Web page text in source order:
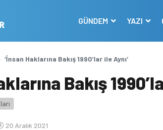
GÜNDEM YAZI
‘İnsan Haklarına Bakış 1990’lar ile Aynı’
Bakış
20 Aralık 2021